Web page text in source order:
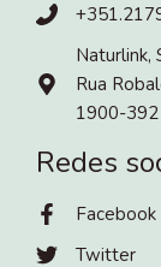
Naturlink,
Rua
1900-
Redes
Facebook
Twitter